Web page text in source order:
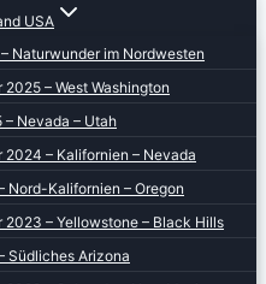
USA
Naturwunder im Nordwesten
2025 – West Washington
– Nevada – Utah
2024 – Kalifornien – Nevada
Nord-Kalifornien – Oregon
2023 – Yellowstone – Black Hills
Südliches Arizona